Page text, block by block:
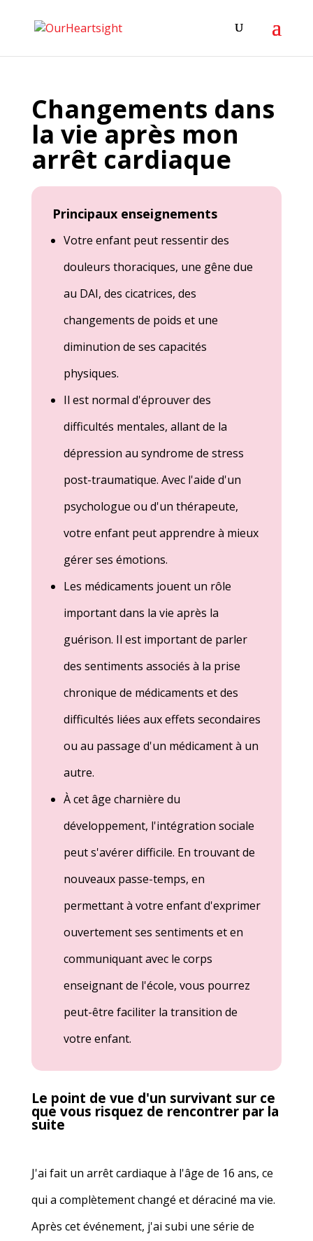
Changements dans
la vie après mon
arrêt cardiaque
Principaux enseignements
Votre enfant peut ressentir des
douleurs thoraciques, une gêne due
au DAI, des cicatrices, des
changements de poids et une
diminution de ses capacités
physiques.
Il est normal d'éprouver des
difficultés mentales, allant de la
dépression au syndrome de stress
post-traumatique. Avec l'aide d'un
psychologue ou d'un thérapeute,
votre enfant peut apprendre à mieux
gérer ses émotions.
Les médicaments jouent un rôle
important dans la vie après la
guérison. Il est important de parler
des sentiments associés à la prise
chronique de médicaments et des
difficultés liées aux effets secondaires
ou au passage d'un médicament à un
autre.
À cet âge charnière du
développement, l'intégration sociale
peut s'avérer difficile. En trouvant de
nouveaux passe-temps, en
permettant à votre enfant d'exprimer
ouvertement ses sentiments et en
communiquant avec le corps
enseignant de l'école, vous pourrez
peut-être faciliter la transition de
votre enfant.
Le point de vue d'un survivant sur ce
que vous risquez de rencontrer par la
suite
J'ai fait un arrêt cardiaque à l'âge de 16 ans, ce
qui a complètement changé et déraciné ma vie.
Après cet événement, j'ai subi une série de